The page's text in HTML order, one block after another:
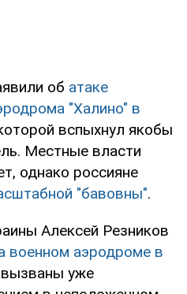
об атаке
"Халино" в
вспыхнул якобы
Местные власти
однако россияне
"бавовны".
Алексей Резников
военном аэродроме в
вызваны уже